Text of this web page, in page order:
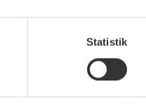
Statistik